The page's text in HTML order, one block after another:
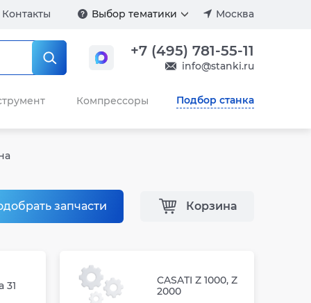
Контакты Выбор тематики Москва
+7 (495) 781-55-11
info@stanki.ru
Компрессоры Подбор станка
запчасти Корзина
31
CASATI Z 1000, Z
2000